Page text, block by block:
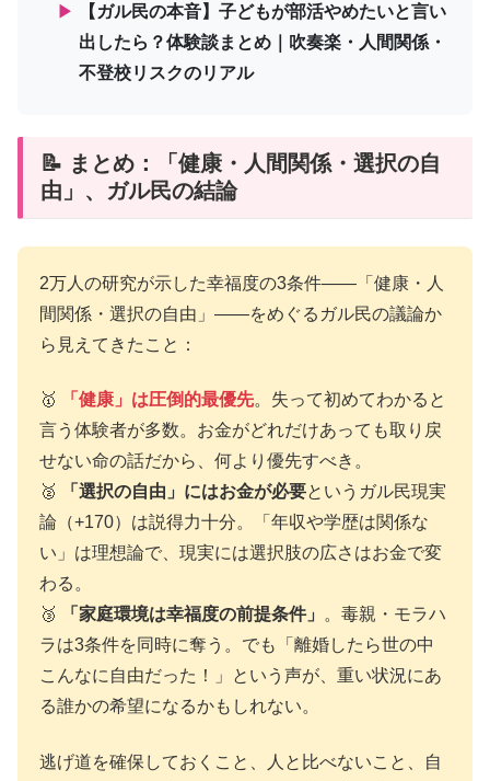
▶
【ガル民の本音】子どもが部活やめたいと言い
出したら？体験談まとめ｜吹奏楽・人間関係・
不登校リスクのリアル
📝 まとめ：「健康・人間関係・選択の自
由」、ガル民の結論
2万人の研究が示した幸福度の3条件——「健康・人
間関係・選択の自由」——をめぐるガル民の議論か
ら見えてきたこと：
🥇 「健康」は圧倒的最優先。失って初めてわかると
言う体験者が多数。お金がどれだけあっても取り戻
せない命の話だから、何より優先すべき。
🥈
「選択の自由」にはお金が必要というガル民現実
論（+170）は説得力十分。「年収や学歴は関係な
い」は理想論で、現実には選択肢の広さはお金で変
わる。
🥉
「家庭環境は幸福度の前提条件」
。毒親・モラハ
ラは3条件を同時に奪う。でも「離婚したら世の中
こんなに自由だった！」という声が、重い状況にあ
る誰かの希望になるかもしれない。
逃げ道を確保しておくこと、人と比べないこと、自